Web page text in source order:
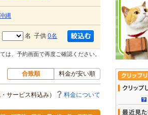
縄
名 子供 0名
は、予約画面で再度ご確認ください。
合致順 料金が安い順
サービス料込み） 料金について